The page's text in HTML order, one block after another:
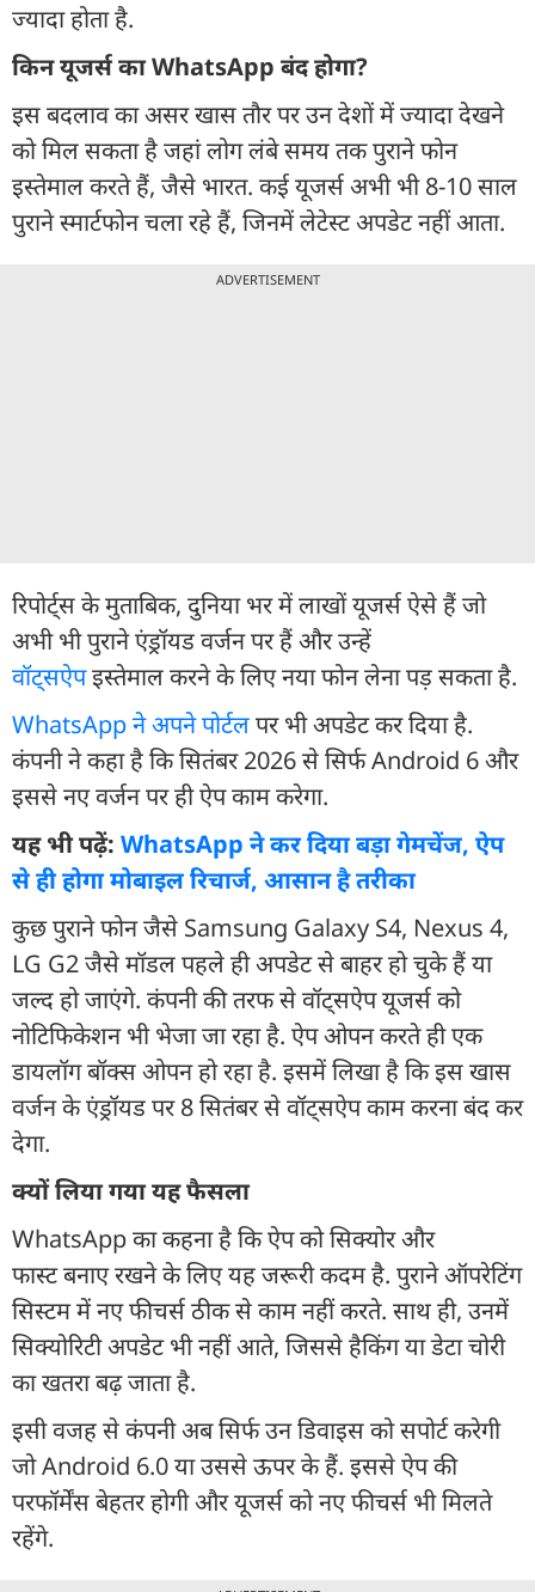
ज्यादा होता है.
किन यूजर्स का WhatsApp बंद होगा?
इस बदलाव का असर खास तौर पर उन देशों में ज्यादा देखने
को मिल सकता है जहां लोग लंबे समय तक पुराने फोन
इस्तेमाल करते हैं, जैसे भारत. कई यूजर्स अभी भी 8-10 साल
पुराने स्मार्टफोन चला रहे हैं, जिनमें लेटेस्ट अपडेट नहीं आता.
ADVERTISEMENT
रिपोर्ट्स के मुताबिक, दुनिया भर में लाखों यूजर्स ऐसे हैं जो
अभी भी पुराने एंड्रॉयड वर्जन पर हैं और उन्हें
वॉट्सऐपइस्तेमाल करने के लिए नया फोन लेना पड़ सकता है.
WhatsApp ने अपने पोर्टलपर भी अपडेट कर दिया है.
कंपनी ने कहा है कि सितंबर 2026 से सिर्फ Android 6 और
इससे नए वर्जन पर ही ऐप काम करेगा.
यह भी पढ़ें: WhatsApp ने कर दिया बड़ा गेमचेंज, ऐप
से ही होगा मोबाइल रिचार्ज, आसान है तरीका
कुछ पुराने फोन जैसे Samsung Galaxy S4, Nexus 4,
LG G2 जैसे मॉडल पहले ही अपडेट से बाहर हो चुके हैं या
जल्द हो जाएंगे. कंपनी की तरफ से वॉट्सऐप यूजर्स को
नोटिफिकेशन भी भेजा जा रहा है. ऐप ओपन करते ही एक
डायलॉग बॉक्स ओपन हो रहा है. इसमें लिखा है कि इस खास
वर्जन के एंड्रॉयड पर 8 सितंबर से वॉट्सऐप काम करना बंद कर
देगा.
क्यों लिया गया यह फैसला
WhatsApp का कहना है कि ऐप को सिक्योर और
फास्ट बनाए रखने के लिए यह जरूरी कदम है. पुराने ऑपरेटिंग
सिस्टम में नए फीचर्स ठीक से काम नहीं करते. साथ ही, उनमें
सिक्योरिटी अपडेट भी नहीं आते, जिससे हैकिंग या डेटा चोरी
का खतरा बढ़ जाता है.
इसी वजह से कंपनी अब सिर्फ उन डिवाइस को सपोर्ट करेगी
जो Android 6.0 या उससे ऊपर के हैं. इससे ऐप की
परफॉर्मेंस बेहतर होगी और यूजर्स को नए फीचर्स भी मिलते
रहेंगे.